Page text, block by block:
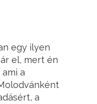
egy ilyen
el, mert én
a
a